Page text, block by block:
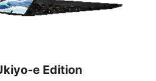
Edition